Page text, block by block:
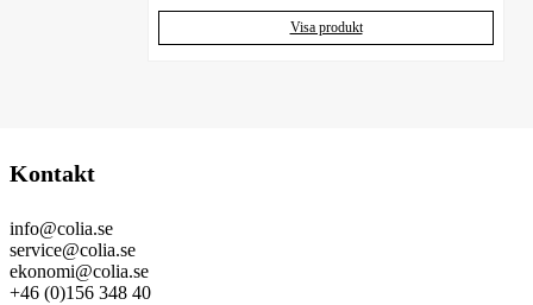
Visa produkt
Kontakt
info@colia.se
service@colia.se
ekonomi@colia.se
+46 (0)156 348 40